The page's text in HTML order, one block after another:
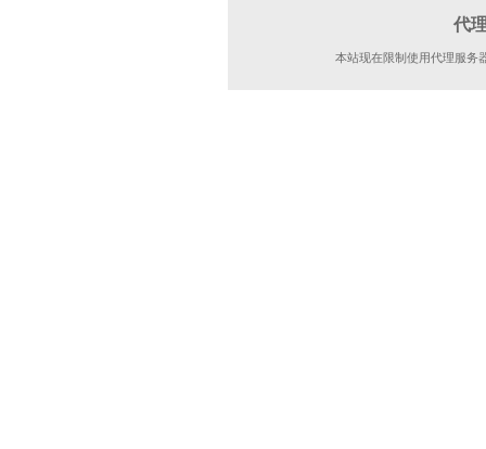
代
本站现在限制使用代理服务